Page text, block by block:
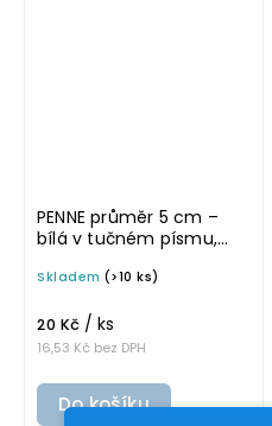
PENNE průměr 5 cm –
bílá v tučném písmu,
na potravinové dózy
Skladem (>10 ks)
16,53 Kč bez DPH
20 Kč / ks
Do košíku